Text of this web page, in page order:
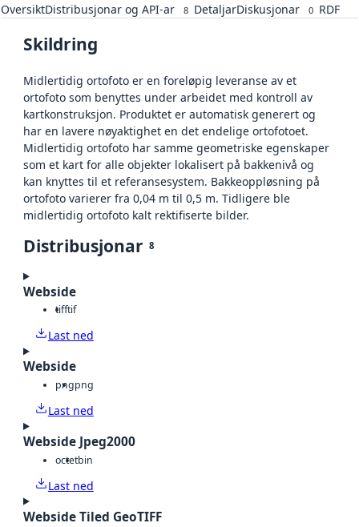
OversiktDistribusjonar og API-ar 8 DetaljarDiskusjonar 0 RDF
Skildring
Midlertidig ortofoto er en foreløpig leveranse av et
ortofoto som benyttes under arbeidet med kontroll av
kartkonstruksjon. Produktet er automatisk generert og
har en lavere nøyaktighet en det endelige ortofotoet.
Midlertidig ortofoto har samme geometriske egenskaper
som et kart for alle objekter lokalisert på bakkenivå og
kan knyttes til et referansesystem. Bakkeoppløsning på
ortofoto varierer fra 0,04 m til 0,5 m. Tidligere ble
midlertidig ortofoto kalt rektifiserte bilder.
Distribusjonar 8
Webside
tifftif
Last ned
Webside
pngpng
Last ned
Webside Jpeg2000
octetbin
Last ned
Webside Tiled GeoTIFF